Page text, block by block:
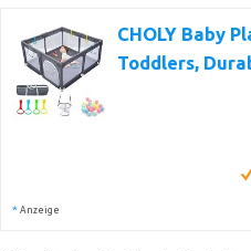
CHOLY Baby
Toddlers,
* Anzeige